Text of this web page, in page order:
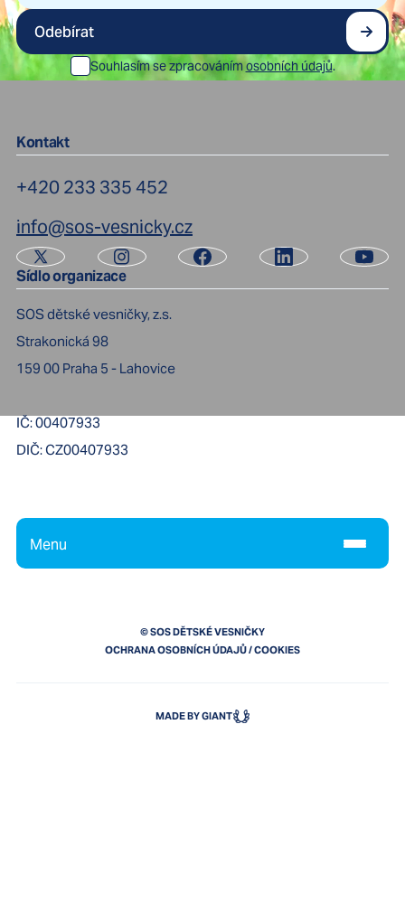
Odebírat
Souhlasím se zpracovánímosobních údajů.
Kontakt
+420 233 335 452
info@sos-vesnicky.cz
Sídlo organizace
SOS dětské vesničky, z.s.
Strakonická 98
159 00 Praha 5 - Lahovice
IČ:00407933
DIČ:CZ00407933
Menu
© SOS DĚTSKÉ VESNIČKY
OCHRANA OSOBNÍCH ÚDAJŮ/COOKIES
MADE BY GIANT